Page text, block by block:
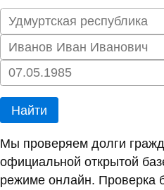
Найти
Мы проверяем долги
официальной открытой
режиме онлайн. Проверка